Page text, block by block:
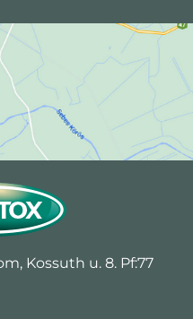
Kossuth u. 8. Pf:77